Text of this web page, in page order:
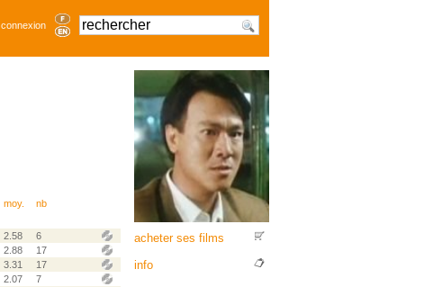
connexion
moy. nb
2.58
6
2.88
17
3.31
17
2.07
7
acheter ses films
info